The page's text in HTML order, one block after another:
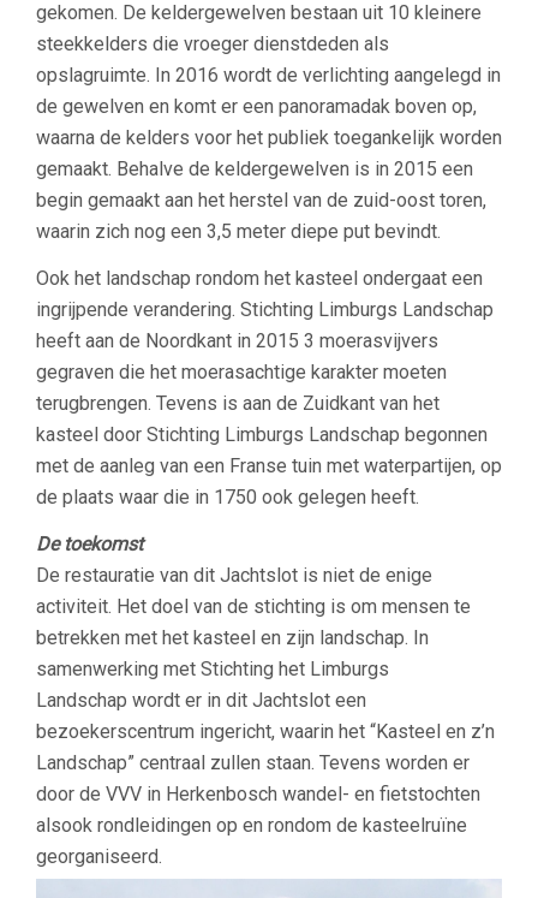
gekomen. De keldergewelven bestaan uit 10 kleinere
steekkelders die vroeger dienstdeden als
opslagruimte. In 2016 wordt de verlichting aangelegd in
de gewelven en komt er een panoramadak boven op,
waarna de kelders voor het publiek toegankelijk worden
gemaakt. Behalve de keldergewelven is in 2015 een
begin gemaakt aan het herstel van de zuid-oost toren,
waarin zich nog een 3,5 meter diepe put bevindt.
Ook het landschap rondom het kasteel ondergaat een
ingrijpende verandering. Stichting Limburgs Landschap
heeft aan de Noordkant in 2015 3 moerasvijvers
gegraven die het moerasachtige karakter moeten
terugbrengen. Tevens is aan de Zuidkant van het
kasteel door Stichting Limburgs Landschap begonnen
met de aanleg van een Franse tuin met waterpartijen, op
de plaats waar die in 1750 ook gelegen heeft.
De toekomst
De restauratie van dit Jachtslot is niet de enige
activiteit. Het doel van de stichting is om mensen te
betrekken met het kasteel en zijn landschap. In
samenwerking met Stichting het Limburgs
Landschap wordt er in dit Jachtslot een
bezoekerscentrum ingericht, waarin het “Kasteel en z’n
Landschap” centraal zullen staan. Tevens worden er
door de VVV in Herkenbosch wandel- en fietstochten
alsook rondleidingen op en rondom de kasteelruïne
georganiseerd.